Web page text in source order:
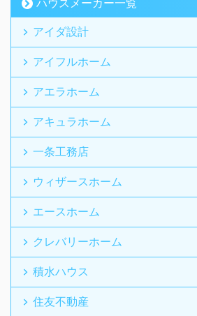
アイダ設計
アイフルホーム
アエラホーム
アキュラホーム
一条工務店
ウィザースホーム
エースホーム
クレバリーホーム
積水ハウス
住友不動産